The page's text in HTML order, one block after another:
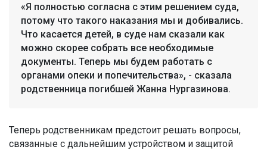
«Я полностью согласна с этим решением суда,
потому что такого наказания мы и добивались.
Что касается детей, в суде нам сказали как
можно скорее собрать все необходимые
документы. Теперь мы будем работать с
органами опеки и попечительства», - сказала
родственница погибшей Жанна Нургазинова.
Теперь родственникам предстоит решать вопросы,
связанные с дальнейшим устройством и защитой